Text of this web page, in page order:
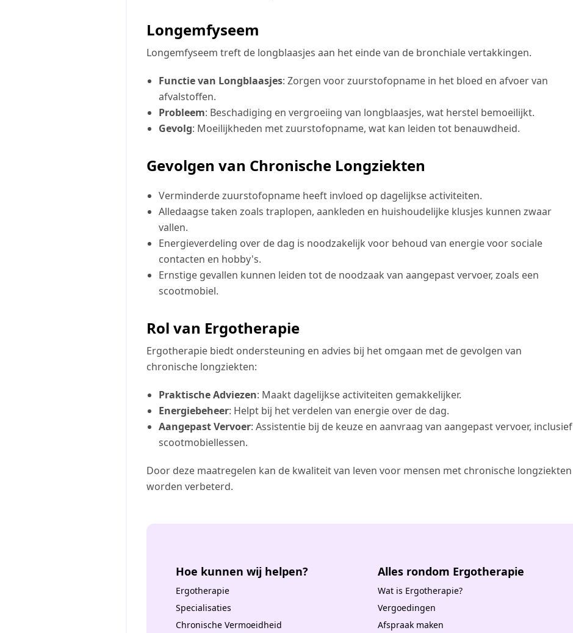
Longemfyseem
Longemfyseem treft de longblaasjes aan het einde van de bronchiale vertakkingen.
Functie van Longblaasjes: Zorgen voor zuurstofopname in het bloed en afvoer van
afvalstoffen.
Probleem: Beschadiging en vergroeiing van longblaasjes, wat herstel bemoeilijkt.
Gevolg: Moeilijkheden met zuurstofopname, wat kan leiden tot benauwdheid.
Gevolgen van Chronische Longziekten
Verminderde zuurstofopname heeft invloed op dagelijkse activiteiten.
Alledaagse taken zoals traplopen, aankleden en huishoudelijke klusjes kunnen zwaar
vallen.
Energieverdeling over de dag is noodzakelijk voor behoud van energie voor sociale
contacten en hobby's.
Ernstige gevallen kunnen leiden tot de noodzaak van aangepast vervoer, zoals een
scootmobiel.
Rol van Ergotherapie
Ergotherapie biedt ondersteuning en advies bij het omgaan met de gevolgen van
chronische longziekten:
Praktische Adviezen: Maakt dagelijkse activiteiten gemakkelijker.
Energiebeheer: Helpt bij het verdelen van energie over de dag.
Aangepast Vervoer: Assistentie bij de keuze en aanvraag van aangepast vervoer, inclusief
scootmobiellessen.
Door deze maatregelen kan de kwaliteit van leven voor mensen met chronische longziekten
worden verbeterd.
Hoe kunnen wij helpen?
Ergotherapie
Specialisaties
Chronische Vermoeidheid
Alles rondom Ergotherapie
Wat is Ergotherapie?
Vergoedingen
Afspraak maken